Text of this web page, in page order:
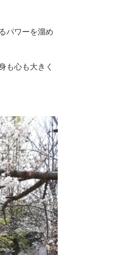
パワーを溜め
も心も大きく